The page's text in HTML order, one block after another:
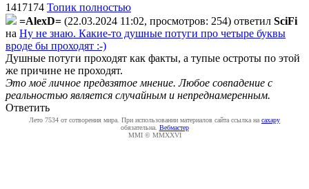
1417174 Топик полностью
=AlexD= (22.03.2024 11:02, просмотров: 254) ответил SciFi
на Ну не знаю. Какие-то душные потуги про четыре буквы
вроде бы проходят :-)
Душные потуги проходят как факты, а тупые остроты по этой
же причине не проходят.
Это моё личное предвзятое мнение. Любое совпадение с
реальностью является случайным и непреднамеренным.
Ответить
Лето 7534 от сотворения мира. При использовании материалов сайта ссылка на caxapу
обязательна. Вебмастер
MMI © MMXXVI